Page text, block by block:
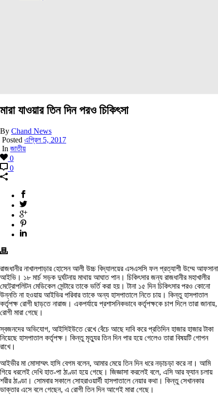
মারা যাওয়ার তিন দিন পরও চিকিৎসা
By Chand News
Posted এপ্রিল 5, 2017
In জাতীয়
0
0
রাজধানীর নাখালপাড়ার হোসেন আলী উচ্চ বিদ্যালয়ের এসএসসি ফল প্রত্যাশী উম্মে আফসানা
আইভি। ১৮ মার্চ সড়ক দুর্ঘটনায় মাথায় আঘাত পান। চিকিৎসার জন্য রাজধানীর মহাখালীর
মেট্রোপলিটন মেডিকেল সেন্টারে তাকে ভর্তি করা হয়। টানা ১৫ দিন চিকিৎসার পরও কোনো
উন্নতি না হওয়ায় আইভির পরিবার তাকে অন্য হাসপাতালে নিতে চায়। কিন্তু হাসপাতাল
কর্তৃপক্ষ রোগী ছাড়তে নারাজ। একপর্যায়ে প্রশাসনিকভাবে কর্তৃপক্ষকে চাপ দিলে তারা জানায়,
রোগী মারা গেছে।
স্বজনদের অভিযোগ, আইসিইউতে রেখে বেঁচে আছে দাবি করে প্রতিদিন হাজার হাজার টাকা
নিয়েছে হাসপাতাল কর্তৃপক্ষ। কিন্তু মৃত্যুর তিন দিন পার হয়ে গেলেও তারা বিষয়টি গোপন
রাখে।
আইভীর মা মোসাম্মৎ হাসি বেগম বলেন, আমার মেয়ে তিন দিন ধরে নড়াচড়া করে না। আমি
গিয়ে ধরলেই দেখি হাত-পা ঠাণ্ডা হয়ে গেছে। জিজ্ঞাসা করলেই বলে, এসি আর ফ্যান চলায়
শরীর ঠাণ্ডা। সোমবার সকালে সোহরাওয়ার্দী হাসপাতালে নেয়ার কথা। কিন্তু সেখানকার
ডাক্তার এসে বলে গেছেন, এ রোগী তিন দিন আগেই মারা গেছে।